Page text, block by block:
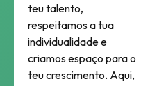
teu talento,
respeitamos a tua
individualidade e
criamos espaço para o
teu crescimento. Aqui,